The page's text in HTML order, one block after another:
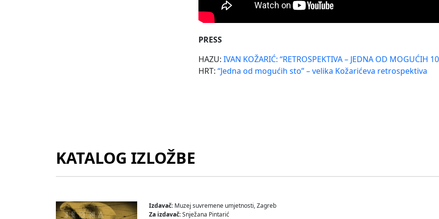
PRESS
HAZU: IVAN KOŽARIĆ: “RETROSPEKTIVA – JEDNA OD MOGUĆIH
HRT: “Jedna od mogućih sto” – velika Kožarićeva retrospektiva
KATALOG IZLOŽBE
Izdavač: Muzej suvremene umjetnosti, Zagreb
Za izdavač: Snježana Pintarić